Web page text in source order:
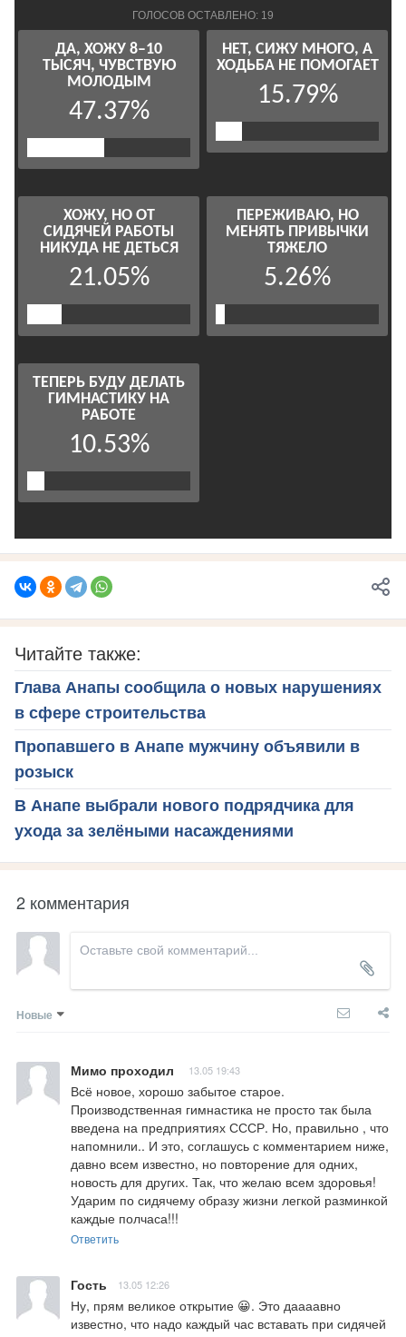
Читайте также:
Глава Анапы сообщила о новых нарушениях
в сфере строительства
Пропавшего в Анапе мужчину объявили в
розыск
В Анапе выбрали нового подрядчика для
ухода за зелёными насаждениями
2 комментария
Новые
Мимо проходил 13.05 19:43
Всё новое, хорошо забытое старое.
Производственная гимнастика не просто так была
введена на предприятиях СССР. Но, правильно , что
напомнили.. И это, соглашусь с комментарием ниже,
давно всем известно, но повторение для одних,
новость для других. Так, что желаю всем здоровья!
Ударим по сидячему образу жизни легкой разминкой
каждые полчаса!!!
Ответить
Гость 13.05 12:26
Ну, прям великое открытие 😀. Это даааавно
известно, что надо каждый час вставать при сидячей